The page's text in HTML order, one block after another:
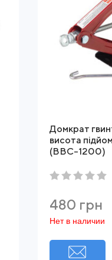
Домкрат
висота
(BBC-1200)
480 грн
Нет в наличии